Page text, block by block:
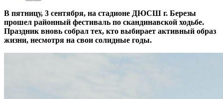
В пятницу, 3 сентября, на стадионе ДЮСШ г. Березы
прошел районный фестиваль по скандинавской ходьбе.
Праздник вновь собрал тех, кто выбирает активный образ
жизни, несмотря на свои солидные годы.